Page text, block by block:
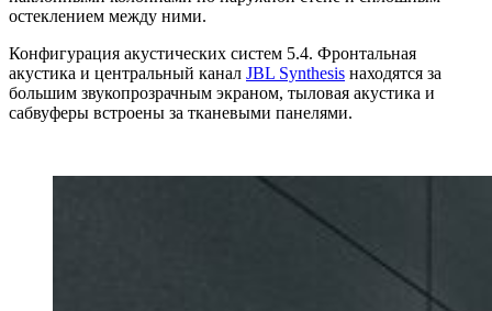
остеклением между ними.
Конфигурация акустических систем 5.4. Фронтальная
акустика и центральный канал JBL Synthesis находятся за
большим звукопрозрачным экраном, тыловая акустика и
сабвуферы встроены за тканевыми панелями.